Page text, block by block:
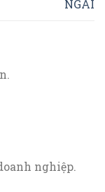
NGÃI
nghiệp.